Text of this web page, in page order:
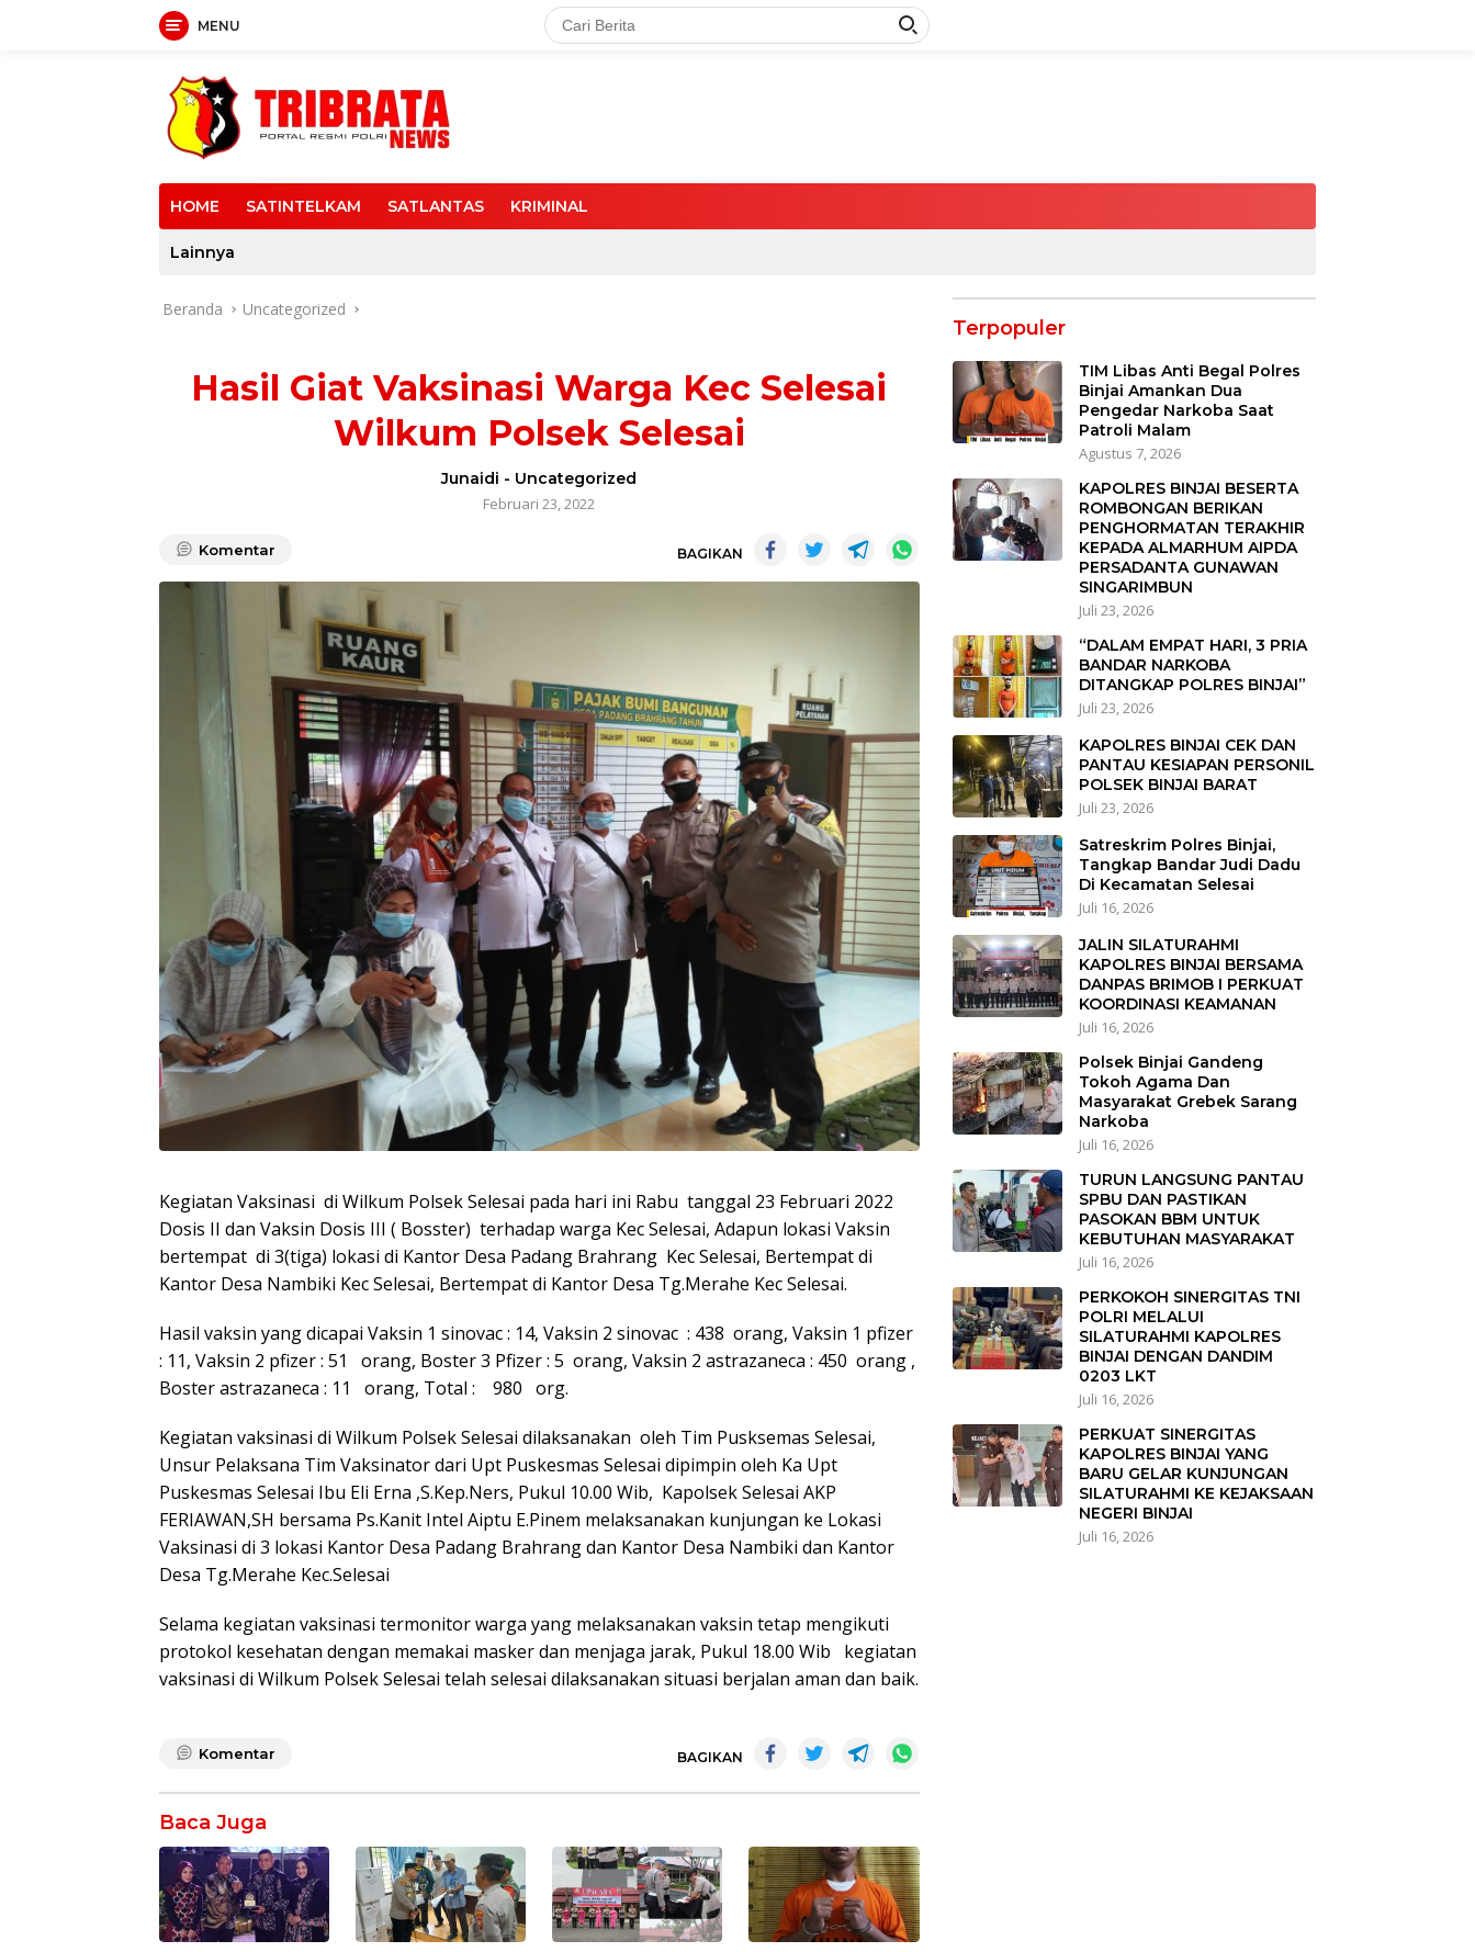
MENU
HOME SATINTELKAM SATLANTAS KRIMINAL
Lainnya
Beranda Uncategorized
Hasil Giat Vaksinasi Warga Kec Selesai
Wilkum Polsek Selesai
Junaidi - Uncategorized
Februari 23, 2022
Komentar BAGIKAN
Kegiatan Vaksinasi di Wilkum Polsek Selesai pada hari ini Rabu tanggal 23 Februari 2022
Dosis II dan Vaksin Dosis III ( Bosster) terhadap warga Kec Selesai, Adapun lokasi Vaksin
bertempat di 3(tiga) lokasi di Kantor Desa Padang Brahrang Kec Selesai, Bertempat di
Kantor Desa Nambiki Kec Selesai, Bertempat di Kantor Desa Tg.Merahe Kec Selesai.
Hasil vaksin yang dicapai Vaksin 1 sinovac : 14, Vaksin 2 sinovac : 438 orang, Vaksin 1 pfizer
: 11, Vaksin 2 pfizer : 51 orang, Boster 3 Pfizer : 5 orang, Vaksin 2 astrazaneca : 450 orang ,
Boster astrazaneca : 11 orang, Total : 980 org.
Kegiatan vaksinasi di Wilkum Polsek Selesai dilaksanakan oleh Tim Pusksemas Selesai,
Unsur Pelaksana Tim Vaksinator dari Upt Puskesmas Selesai dipimpin oleh Ka Upt
Puskesmas Selesai Ibu Eli Erna ,S.Kep.Ners, Pukul 10.00 Wib, Kapolsek Selesai AKP
FERIAWAN,SH bersama Ps.Kanit Intel Aiptu E.Pinem melaksanakan kunjungan ke Lokasi
Vaksinasi di 3 lokasi Kantor Desa Padang Brahrang dan Kantor Desa Nambiki dan Kantor
Desa Tg.Merahe Kec.Selesai
Selama kegiatan vaksinasi termonitor warga yang melaksanakan vaksin tetap mengikuti
protokol kesehatan dengan memakai masker dan menjaga jarak, Pukul 18.00 Wib kegiatan
vaksinasi di Wilkum Polsek Selesai telah selesai dilaksanakan situasi berjalan aman dan baik.
Komentar BAGIKAN
Baca Juga
Terpopuler
TIM Libas Anti Begal Polres
Binjai Amankan Dua
Pengedar Narkoba Saat
Patroli Malam
Agustus 7, 2026
KAPOLRES BINJAI BESERTA
ROMBONGAN BERIKAN
PENGHORMATAN TERAKHIR
KEPADA ALMARHUM AIPDA
PERSADANTA GUNAWAN
SINGARIMBUN
Juli 23, 2026
“DALAM EMPAT HARI, 3 PRIA
BANDAR NARKOBA
DITANGKAP POLRES BINJAI”
Juli 23, 2026
KAPOLRES BINJAI CEK DAN
PANTAU KESIAPAN PERSONIL
POLSEK BINJAI BARAT
Juli 23, 2026
Satreskrim Polres Binjai,
Tangkap Bandar Judi Dadu
Di Kecamatan Selesai
Juli 16, 2026
JALIN SILATURAHMI
KAPOLRES BINJAI BERSAMA
DANPAS BRIMOB I PERKUAT
KOORDINASI KEAMANAN
Juli 16, 2026
Polsek Binjai Gandeng
Tokoh Agama Dan
Masyarakat Grebek Sarang
Narkoba
Juli 16, 2026
TURUN LANGSUNG PANTAU
SPBU DAN PASTIKAN
PASOKAN BBM UNTUK
KEBUTUHAN MASYARAKAT
Juli 16, 2026
PERKOKOH SINERGITAS TNI
POLRI MELALUI
SILATURAHMI KAPOLRES
BINJAI DENGAN DANDIM
0203 LKT
Juli 16, 2026
PERKUAT SINERGITAS
KAPOLRES BINJAI YANG
BARU GELAR KUNJUNGAN
SILATURAHMI KE KEJAKSAAN
NEGERI BINJAI
Juli 16, 2026